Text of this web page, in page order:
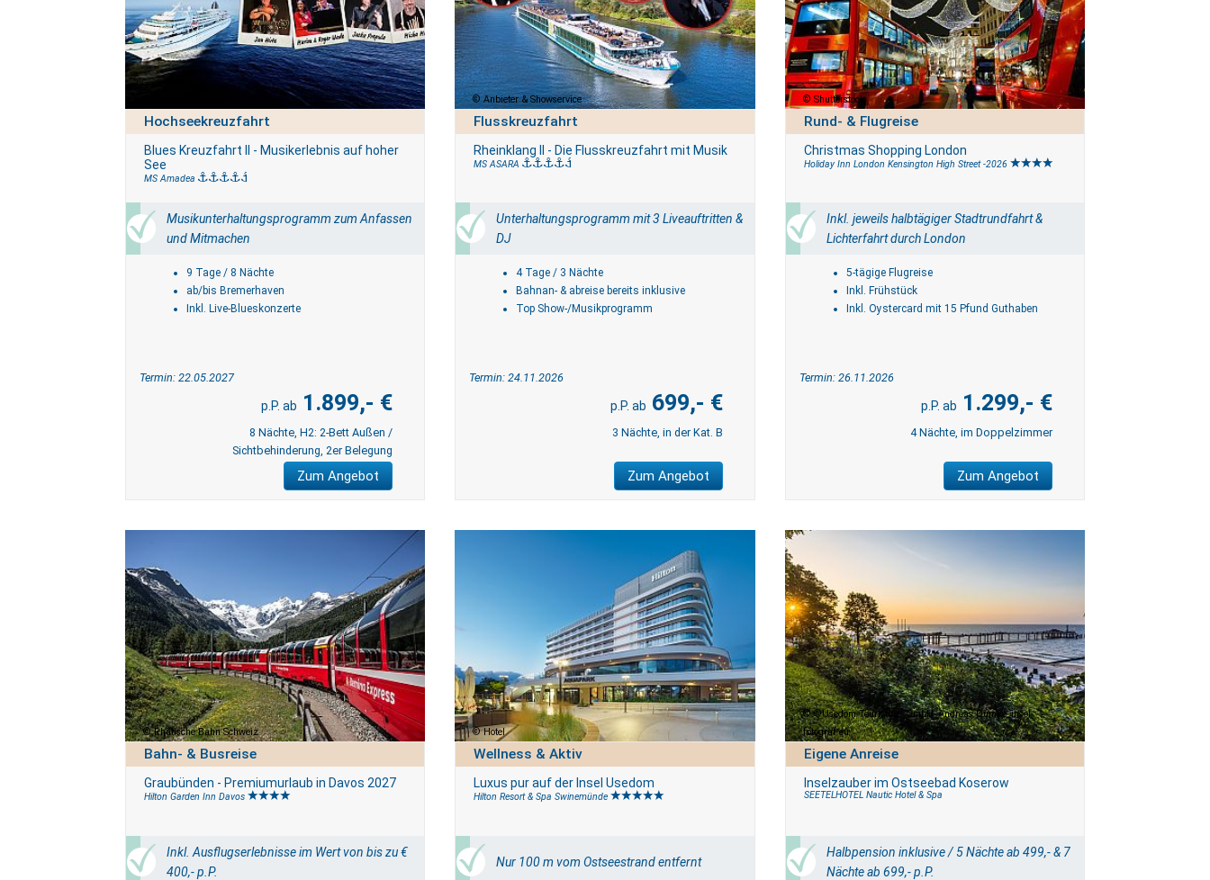
Hochseekreuzfahrt
Blues Kreuzfahrt II - Musikerlebnis auf hoher
See
MS Amadea
Musikunterhaltungsprogramm zum Anfassen
und Mitmachen
9 Tage / 8 Nächte
ab/bis Bremerhaven
Inkl. Live-Blueskonzerte
Termin: 22.05.2027
1.899,- €
8 Nächte, H2: 2-Bett Außen /
Sichtbehinderung, 2er Belegung
Zum Angebot
Anbieter & Showservice
Flusskreuzfahrt
Rheinklang II - Die Flusskreuzfahrt mit Musik
MS ASARA
Unterhaltungsprogramm mit 3 Liveauftritten &
DJ
4 Tage / 3 Nächte
Bahnan- & abreise bereits inklusive
Top Show-/Musikprogramm
Termin: 24.11.2026
699,- €
3 Nächte, in der Kat. B
Zum Angebot
Shutterstock
Rund- & Flugreise
Christmas Shopping London
Holiday Inn London Kensington High Street -2026
Inkl. jeweils halbtägiger Stadtrundfahrt &
Lichterfahrt durch London
5-tägige Flugreise
Inkl. Frühstück
Inkl. Oystercard mit 15 Pfund Guthaben
Termin: 26.11.2026
1.299,- €
4 Nächte, im Doppelzimmer
Zum Angebot
Rhätische Bahn Schweiz
Bahn- & Busreise
Graubünden - Premiumurlaub in Davos 2027
Hilton Garden Inn Davos
Inkl. Ausflugserlebnisse im Wert von bis zu €
400,- p.P.
Hotel
Wellness & Aktiv
Luxus pur auf der Insel Usedom
Hilton Resort & Spa Swinemünde
Nur 100 m vom Ostseestrand entfernt
©Usedom Tourismus GmbH_Andreas Dumke_insel-
fotograf.eu
Eigene Anreise
Inselzauber im Ostseebad Koserow
SEETELHOTEL Nautic Hotel & Spa
Halbpension inklusive / 5 Nächte ab 499,- & 7
Nächte ab 699,- p.P.